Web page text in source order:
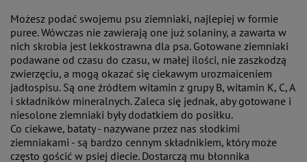
Możesz podać swojemu psu ziemniaki, najlepiej w formie
puree. Wówczas nie zawierają one już solaniny, a zawarta w
nich skrobia jest lekkostrawna dla psa. Gotowane ziemniaki
podawane od czasu do czasu, w małej ilości, nie zaszkodzą
zwierzęciu, a mogą okazać się ciekawym urozmaiceniem
jadłospisu. Są one źródłem witamin z grupy B, witamin K, C, A
i składników mineralnych. Zaleca się jednak, aby gotowane i
niesolone ziemniaki były dodatkiem do posiłku.
Co ciekawe, bataty - nazywane przez nas słodkimi
ziemniakami - są bardzo cennym składnikiem, który może
często gościć w psiej diecie. Dostarczą mu błonnika